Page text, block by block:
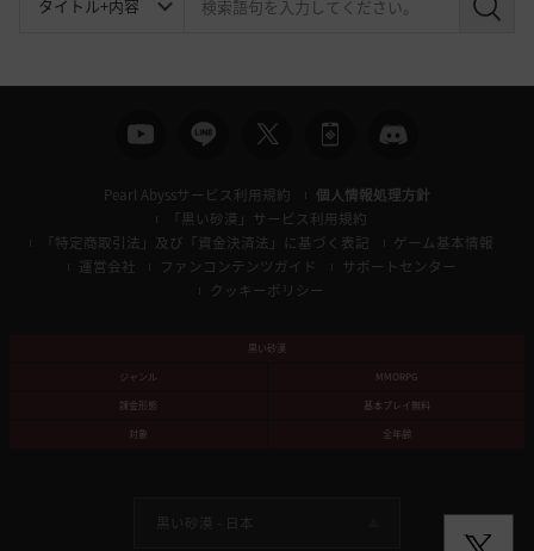
検
Pearl Abyssサービス利用規約
個人情報処理方針
「黒い砂漠」サービス利用規約
「特定商取引法」及び「資金決済法」に基づく表記
ゲーム基本情報
運営会社
ファンコンテンツガイド
サポートセンター
クッキーポリシー
黒い砂漠
ジャンル
MMORPG
課金形態
基本プレイ無料
対象
全年齢
黒い砂漠 - 日本